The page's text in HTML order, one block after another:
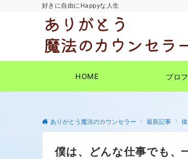
好きに自由にHappyな人生
HOME プロ
ありがとう魔法のカウンセラー 最新記事
僕は、どんな仕事でも、